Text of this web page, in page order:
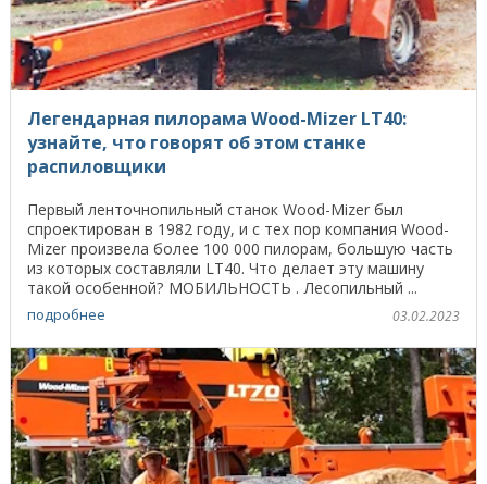
Легендарная пилорама Wood-Mizer LT40:
узнайте, что говорят об этом станке
распиловщики
Первый ленточнопильный станок Wood-Mizer был
спроектирован в 1982 году, и с тех пор компания Wood-
Mizer произвела более 100 000 пилорам, большую часть
из которых составляли LT40. Что делает эту машину
такой особенной? МОБИЛЬНОСТЬ . Лесопильный ...
подробнее 03.02.2023